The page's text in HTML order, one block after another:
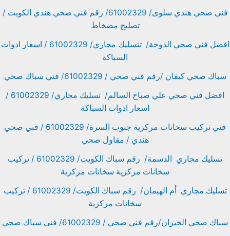
فني صحي هندي سلوى/ 61002329/ رقم فني صحي هندي الكويت /
تصليح مضخاط
افضل فني صحي الدوحة/ تتسليك مجاري/ 61002329 / اسعار ادوات
السباكة
سباك صحي كيفان /رقم فني صحي / 61002329/ فني سباك صحي
افضل فني صحي علي صباح السالم/ تسليك مجاري/ 61002329 /
اسعار ادوات السباكة
فني تركيب سخانات مركزية جنوب السرة/ 61002329 / فني صحي
هندي / مقاول صحي
تسليك مجاري الدسمة/ رقم سباك الكويت/ 61002329 / تركيب
سخانات مركزية سخانات مركزية
تسليك مجاري أم الهيمان/ رقم سباك الكويت/ 61002329 / تركيب
سخانات مركزية
سباك صحي الخيران/رقم فني صحي / 61002329/ فني سباك صحي